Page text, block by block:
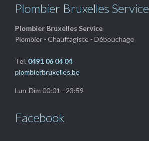
Plombier Bruxelles Service
Plombier Bruxelles Service
Plombier - Chauffagiste - Débouchage
Tel. 0491 06 04 04
plombierbruxelles.be
Lun-Dim 00:01 - 23:59
Facebook